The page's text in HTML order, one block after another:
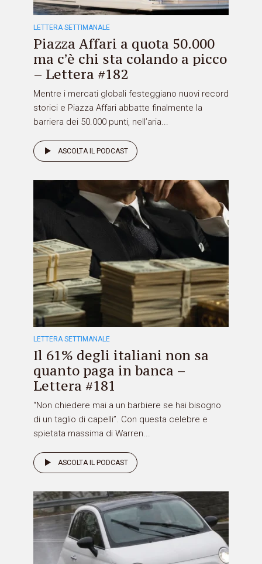
LETTERA SETTIMANALE
Piazza Affari a quota 50.000
ma c’è chi sta colando a picco
– Lettera #182
Mentre i mercati globali festeggiano nuovi record
storici e Piazza Affari abbatte finalmente la
barriera dei 50.000 punti, nell’aria...
ASCOLTA IL PODCAST
LETTERA SETTIMANALE
Il 61% degli italiani non sa
quanto paga in banca –
Lettera #181
“Non chiedere mai a un barbiere se hai bisogno
di un taglio di capelli”. Con questa celebre e
spietata massima di Warren...
ASCOLTA IL PODCAST